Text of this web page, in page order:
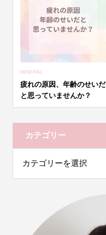
MINERAL
疲れの原因、年齢のせいだ
と思っていませんか？
カテゴリー